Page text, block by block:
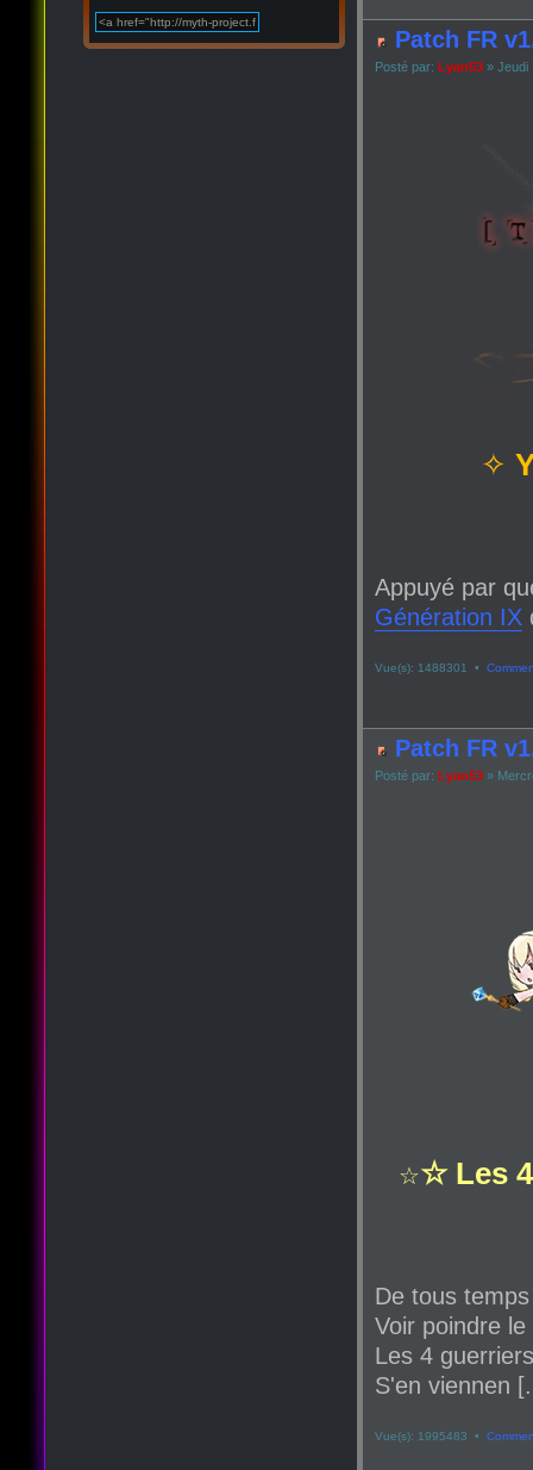
Patch FR
Posté par: Lyan53 » Jeudi
✧
Appuyé par
Génération IX
Vue(s): 1488301 •
Patch FR
Posté par: Lyan53 »
☆☆ Les
De tous
Voir poindre
Les 4
S'en viennen
Vue(s): 1995483 •